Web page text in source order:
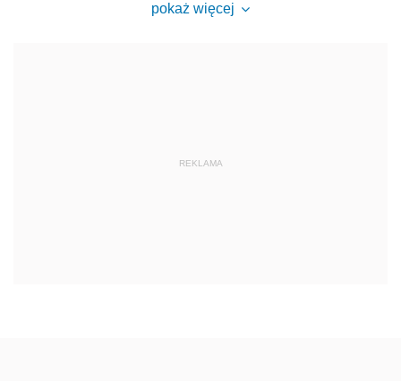
pokaż więcej
REKLAMA